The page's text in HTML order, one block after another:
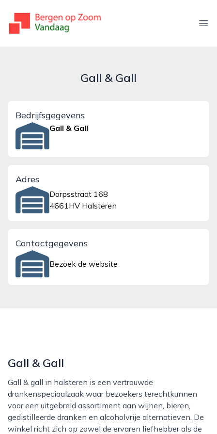
bergenopzoomvandaag.nl
Gall & Gall
Bedrijfsgegevens
Gall & Gall
Adres
Dorpsstraat 168
4661HV Halsteren
Contactgegevens
Bezoek de website
Gall & Gall
Gall & gall in halsteren is een vertrouwde
drankenspeciaalzaak waar bezoekers terechtkunnen
voor een uitgebreid assortiment aan wijnen, bieren,
gedistilleerde dranken en alcoholvrije alternatieven. De
winkel richt zich op zowel de ervaren liefhebber als de